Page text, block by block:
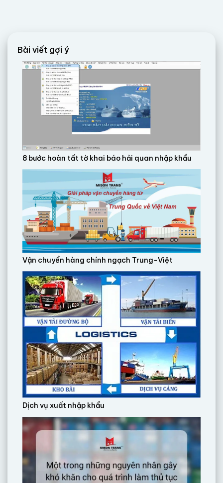
Bài viết gợi ý
8 bước hoàn tất tờ khai báo hải quan nhập khẩu
Vận chuyển hàng chính ngạch Trung-Việt
Dịch vụ xuất nhập khẩu